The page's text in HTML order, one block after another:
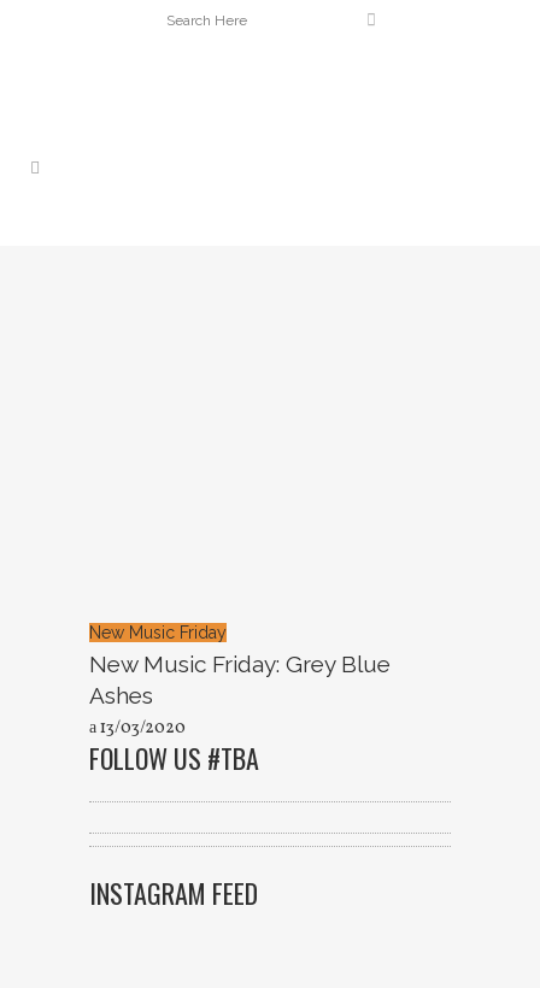
New Music Friday
New Music Friday: Grey Blue
Ashes
13/03/2020
FOLLOW US #TBA
INSTAGRAM FEED